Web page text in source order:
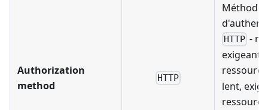
Authorization
method
HTTP
Méthode
HTTP -
exigeant
lent,